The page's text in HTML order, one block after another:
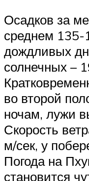
Осадков за
среднем 135-
дождливых
солнечных –
во второй
ночам, лужи
Скорость
м/сек, у
Погода на
становится